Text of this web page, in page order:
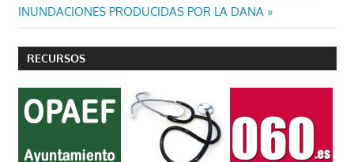
entradas
INUNDACIONES PRODUCIDAS POR LA DANA
RECURSOS